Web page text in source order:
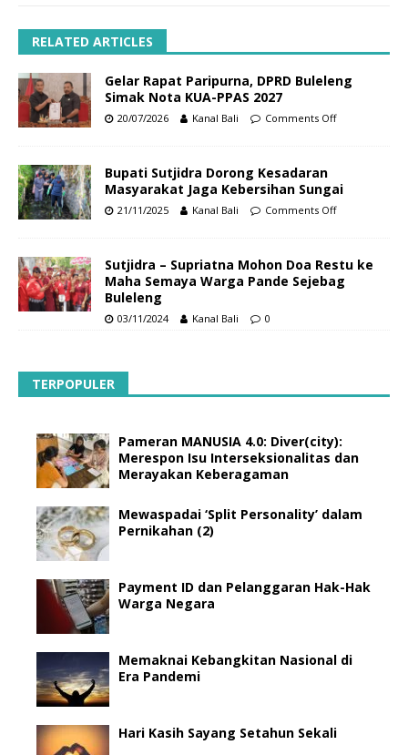
RELATED ARTICLES
Gelar Rapat Paripurna, DPRD Buleleng
Simak Nota KUA-PPAS 2027
20/07/2026 Kanal Bali Comments Off
Bupati Sutjidra Dorong Kesadaran
Masyarakat Jaga Kebersihan Sungai
21/11/2025 Kanal Bali Comments Off
Sutjidra – Supriatna Mohon Doa Restu ke
Maha Semaya Warga Pande Sejebag
Buleleng
03/11/2024 Kanal Bali 0
TERPOPULER
Pameran MANUSIA 4.0: Diver(city):
Merespon Isu Interseksionalitas dan
Merayakan Keberagaman
Mewaspadai ‘Split Personality’ dalam
Pernikahan (2)
Payment ID dan Pelanggaran Hak-Hak
Warga Negara
Memaknai Kebangkitan Nasional di
Era Pandemi
Hari Kasih Sayang Setahun Sekali